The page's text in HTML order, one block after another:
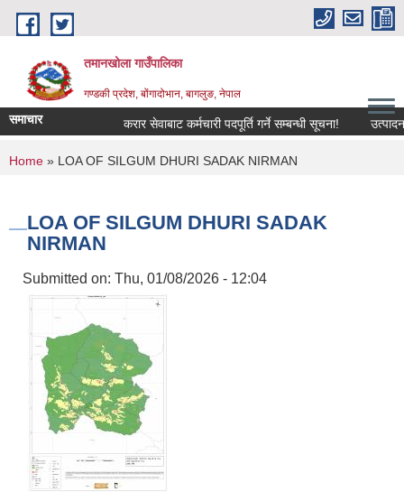
Skip to main content
तमानखोला गाउँपालिका
गण्डकी प्रदेश, बोंगादोभान, बागलुङ, नेपाल
समाचार करार सेवाबाट कर्मचारी पदपूर्ति गर्ने सम्बन्धी सूचना! उत्पादनमा
You are here
Home » LOA OF SILGUM DHURI SADAK NIRMAN
LOA OF SILGUM DHURI SADAK
NIRMAN
Submitted on: Thu, 01/08/2026 - 12:04